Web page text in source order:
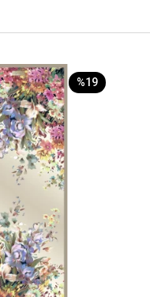
%19